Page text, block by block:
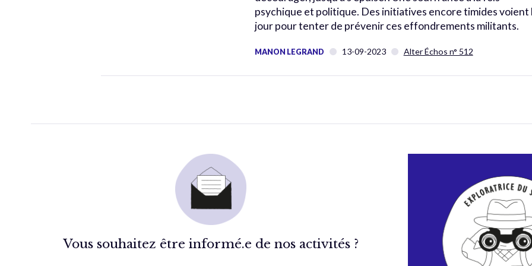
psychique et politique. Des initiatives encore timides voient
jour pour tenter de prévenir ces effondrements militants.
MANON LEGRAND 13-09-2023 Alter Échos n° 512
Vous souhaitez être informé.e de nos activités ?